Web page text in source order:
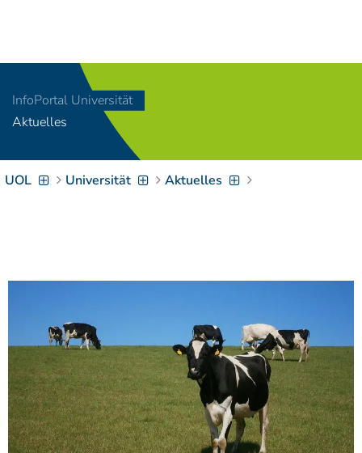
[Access-Key 8
Zum Inhalt springen
Zur Suche springen
[Access-Key 4]
Zur Hauptnavigation
Brotkrumennavigation
springen[Access-Key
7]
Informationen zur
Barrierefreiheit
InfoPortal Universität
Aktuelles
UOL Universität Aktuelles